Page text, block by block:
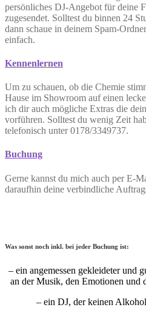
persönliches DJ-Angebot für deine
zugesendet. Solltest du binnen 24
dann schaue in deinem Spam-
einfach.
Kennenlernen
Um zu schauen, ob die Chemie
Hause im Showroom auf einen
ich dir auch mögliche Extras die
vorführen. Solltest du wenig Zeit
telefonisch unter 0178/3349737.
Buchung
Gerne kannst du mich auch per E-
daraufhin deine verbindliche
Was sonst noch inkl. bei jeder Buchung ist:
– ein angemessen gekleideter und
an der Musik, den Emotionen und
– ein DJ, der keinen